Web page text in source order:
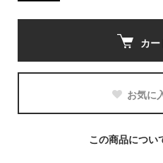
カ
お気に
この商品につい